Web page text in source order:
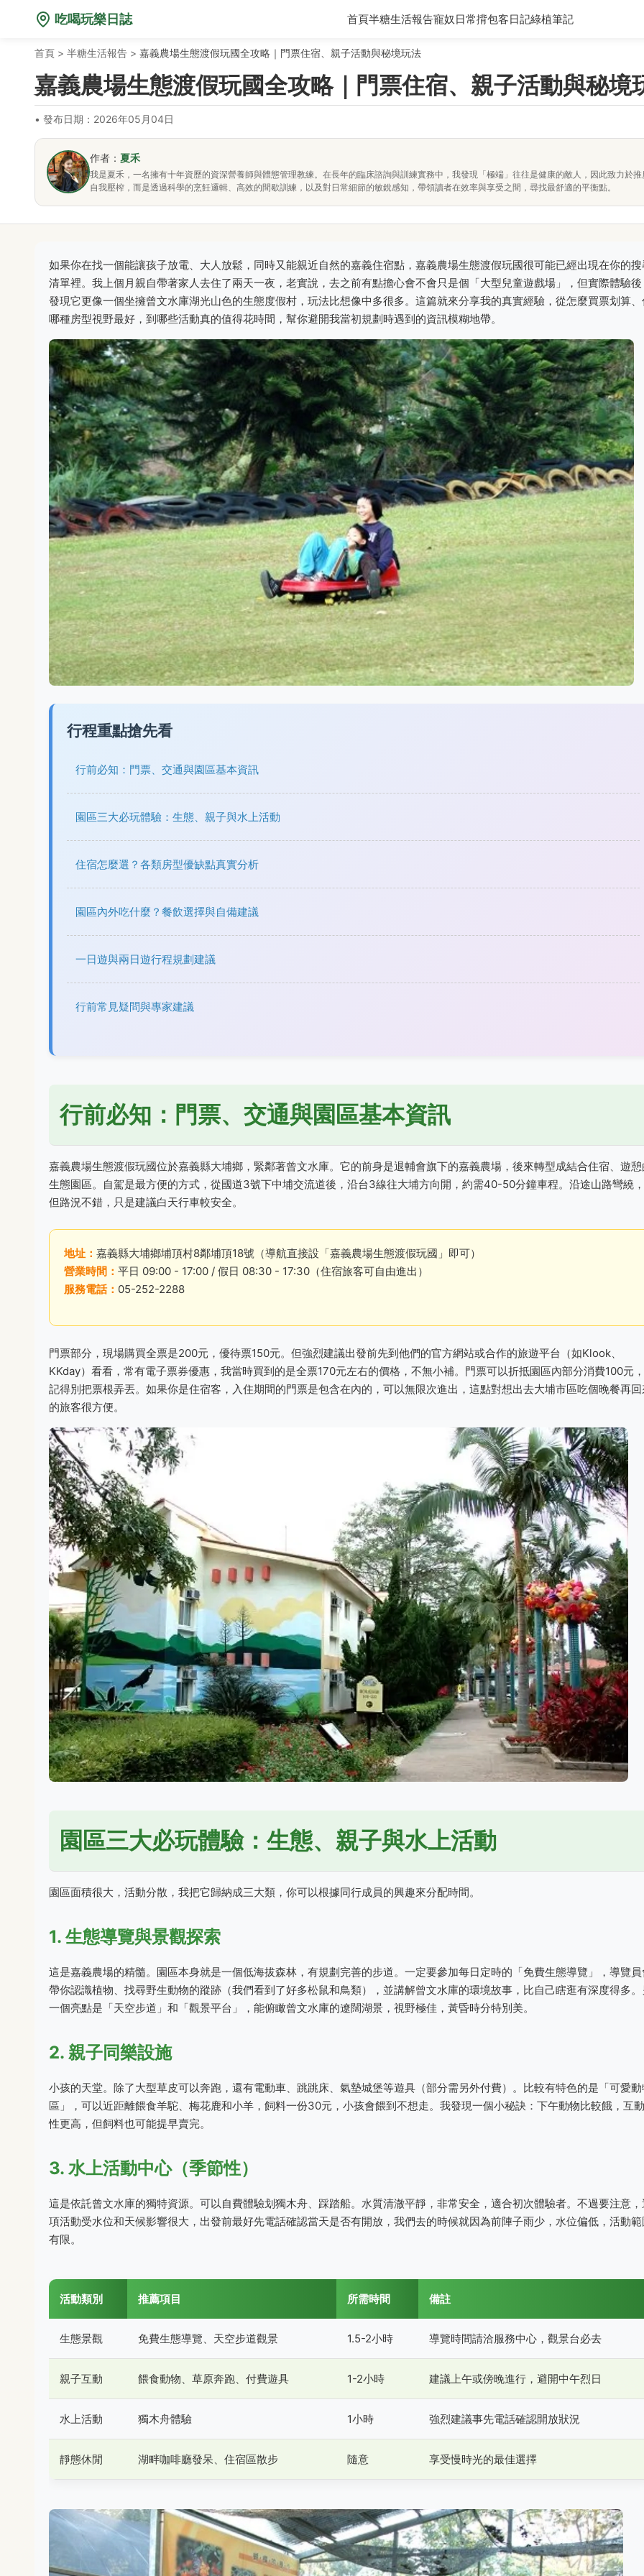
吃喝玩樂日誌 首頁半糖生活報告寵奴日常揹包客日記綠植筆記
首頁 > 半糖生活報告 > 嘉義農場生態渡假玩國全攻略｜門票住宿、親子活動與秘境玩法
嘉義農場生態渡假玩國全攻略｜門票住宿、親子活動與秘境
• 發布日期：2026年05月04日
作者： 夏禾
我是夏禾，一名擁有十年資歷的資深營養師與體態管理教練。在長年的臨床諮詢與訓練實務中，我發現「極端」往往是健康的敵人，因此致力於
自我壓榨，而是透過科學的烹飪邏輯、高效的間歇訓練，以及對日常細節的敏銳感知，帶領讀者在效率與享受之間，尋找最舒適的平衡點。
如果你在找一個能讓孩子放電、大人放鬆，同時又能親近自然的嘉義住宿點，嘉義農場生態渡假玩國很可能已經出現在你的
清單裡。我上個月親自帶著家人去住了兩天一夜，老實說，去之前有點擔心會不會只是個「大型兒童遊戲場」，但實際體驗
發現它更像一個坐擁曾文水庫湖光山色的生態度假村，玩法比想像中多很多。這篇就來分享我的真實經驗，從怎麼買票划算
哪種房型視野最好，到哪些活動真的值得花時間，幫你避開我當初規劃時遇到的資訊模糊地帶。
行程重點搶先看
行前必知：門票、交通與園區基本資訊
園區三大必玩體驗：生態、親子與水上活動
住宿怎麼選？各類房型優缺點真實分析
園區內外吃什麼？餐飲選擇與自備建議
一日遊與兩日遊行程規劃建議
行前常見疑問與專家建議
行前必知：門票、交通與園區基本資訊
嘉義農場生態渡假玩國位於嘉義縣大埔鄉，緊鄰著曾文水庫。它的前身是退輔會旗下的嘉義農場，後來轉型成結合住宿、遊
生態園區。自駕是最方便的方式，從國道3號下中埔交流道後，沿台3線往大埔方向開，約需40-50分鐘車程。沿途山路彎繞，
但路況不錯，只是建議白天行車較安全。
地址： 嘉義縣大埔鄉埔頂村8鄰埔頂18號（導航直接設「嘉義農場生態渡假玩國」即可）
營業時間： 平日 09:00 - 17:00 / 假日 08:30 - 17:30（住宿旅客可自由進出）
服務電話： 05-252-2288
門票部分，現場購買全票是200元，優待票150元。但強烈建議出發前先到他們的官方網站或合作的旅遊平台（如Klook、
KKday）看看，常有電子票券優惠，我當時買到的是全票170元左右的價格，不無小補。門票可以折抵園區內部分消費100元，
記得別把票根弄丟。如果你是住宿客，入住期間的門票是包含在內的，可以無限次進出，這點對想出去大埔市區吃個晚餐再
的旅客很方便。
園區三大必玩體驗：生態、親子與水上活動
園區面積很大，活動分散，我把它歸納成三大類，你可以根據同行成員的興趣來分配時間。
1. 生態導覽與景觀探索
這是嘉義農場的精髓。園區本身就是一個低海拔森林，有規劃完善的步道。一定要參加每日定時的「免費生態導覽」，導覽
帶你認識植物、找尋野生動物的蹤跡（我們看到了好多松鼠和鳥類），並講解曾文水庫的環境故事，比自己瞎逛有深度得多
一個亮點是「天空步道」和「觀景平台」，能俯瞰曾文水庫的遼闊湖景，視野極佳，黃昏時分特別美。
2. 親子同樂設施
小孩的天堂。除了大型草皮可以奔跑，還有電動車、跳跳床、氣墊城堡等遊具（部分需另外付費）。比較有特色的是「可愛
區」，可以近距離餵食羊駝、梅花鹿和小羊，飼料一份30元，小孩會餵到不想走。我發現一個小秘訣：下午動物比較餓，互動
性更高，但飼料也可能提早賣完。
3. 水上活動中心（季節性）
這是依託曾文水庫的獨特資源。可以自費體驗划獨木舟、踩踏船。水質清澈平靜，非常安全，適合初次體驗者。不過要注意
項活動受水位和天候影響很大，出發前最好先電話確認當天是否有開放，我們去的時候就因為前陣子雨少，水位偏低，活動
有限。
活動類別 推薦項目 所需時間 備註
生態景觀 免費生態導覽、天空步道觀景 1.5-2小時 導覽時間請洽服務中心，觀景台必去
親子互動 餵食動物、草原奔跑、付費遊具 1-2小時 建議上午或傍晚進行，避開中午烈日
水上活動 獨木舟體驗 1小時 強烈建議事先電話確認開放狀況
靜態休閒 湖畔咖啡廳發呆、住宿區散步 隨意 享受慢時光的最佳選擇